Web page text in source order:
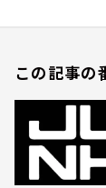
この記事の